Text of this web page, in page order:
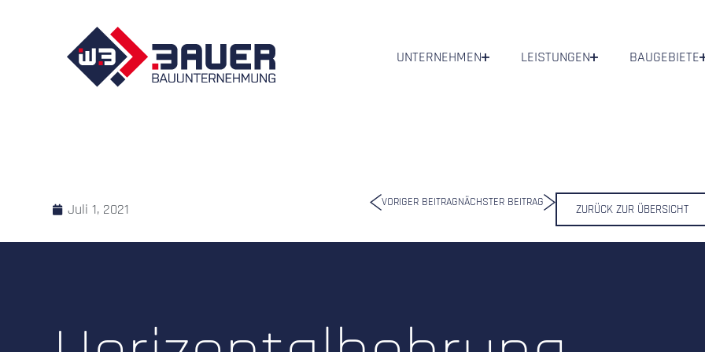
UNTERNEHMEN LEISTUNGEN BAUGEBIETE
Juli 1, 2021 VORIGER BEITRAGNÄCHSTER BEITRAG ZURÜCK ZUR ÜBERSICHT